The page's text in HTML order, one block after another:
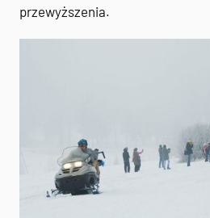
przewyższenia.